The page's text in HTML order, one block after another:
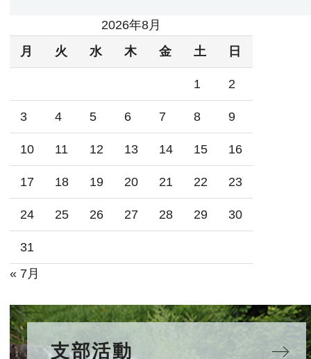
2026年8月
月
火 水 木 金 土 日
1 2
3 4 5 6 7 8 9
10 11 12 13 14 15 16
17 18 19 20 21 22 23
24 25 26 27 28 29 30
31
« 7月
支部活動